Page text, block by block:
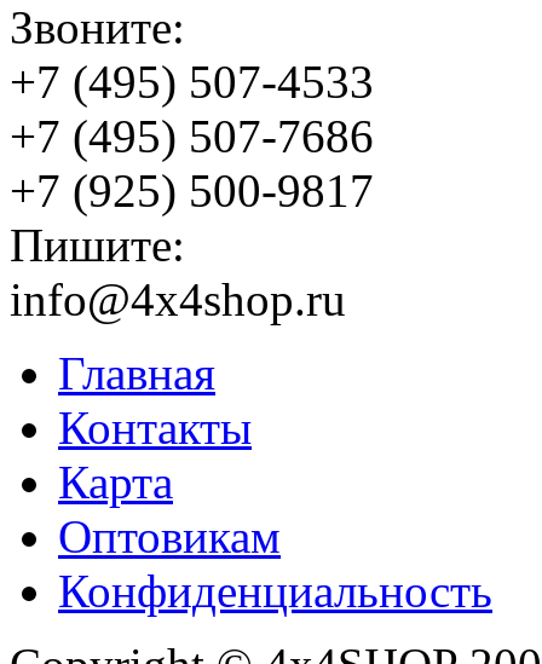
Звоните:
+7 (495) 507-4533
+7 (495) 507-7686
+7 (925) 500-9817
Пишите:
info@4x4shop.ru
Главная
Контакты
Карта
Оптовикам
Конфиденциальность